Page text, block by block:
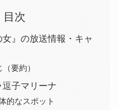
目次
女』の放送情報・キャ
要約）
子マリーナ
的なスポット